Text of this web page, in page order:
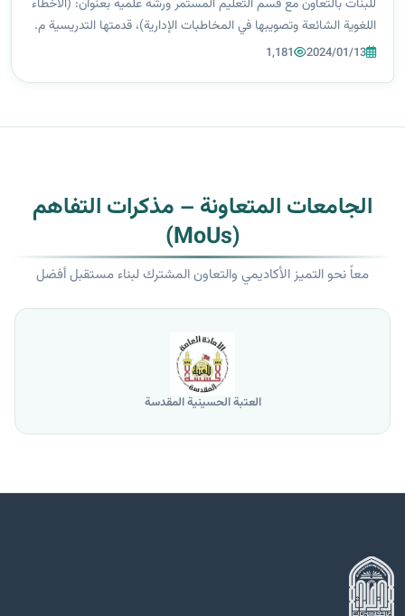
للبنات بالتعاون مع قسم التعليم المستمر ورشة علمية بعنوان: (الأخطاء
اللغوية الشائعة وتصويبها في المخاطبات الإدارية)، قدمتها التدريسية م.
د. نبأ سعيد عبد، على قاعة الكوثر في التعليم المستمر، إ...
2024/01/13
1,181
الجامعات المتعاونة – مذكرات التفاهم
(MoUs)
معاً نحو التميز الأكاديمي والتعاون المشترك لبناء مستقبل أفضل
العتبة الحسينية المقدسة